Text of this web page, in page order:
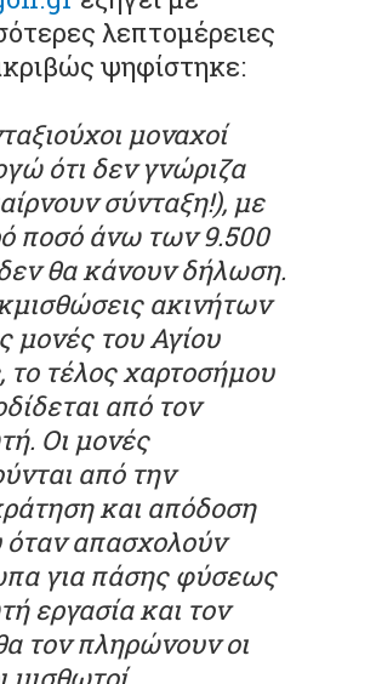
λεπτομέρειες
ψηφίστηκε:
μοναχοί
ότι δεν γνώριζα
σύνταξη!), με
ποσό άνω των 9.500
θα κάνουν δήλωση.
ακινήτων
μονές του Αγίου
το τέλος χαρτοσήμου
από τον
Οι μονές
από την
και απόδοση
απασχολούν
για πάσης φύσεως
εργασία και τον
τον πληρώνουν οι